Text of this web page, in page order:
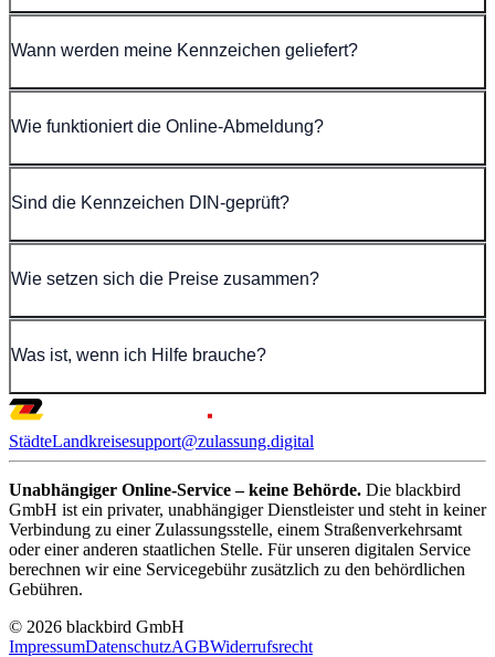
Wann werden meine Kennzeichen geliefert?
Wie funktioniert die Online-Abmeldung?
Sind die Kennzeichen DIN-geprüft?
Wie setzen sich die Preise zusammen?
Was ist, wenn ich Hilfe brauche?
StädteLandkreisesupport@zulassung.digital
Unabhängiger Online-Service – keine Behörde. Die blackbird
GmbH ist ein privater, unabhängiger Dienstleister und steht in keiner
Verbindung zu einer Zulassungsstelle, einem Straßenverkehrsamt
oder einer anderen staatlichen Stelle. Für unseren digitalen Service
berechnen wir eine Servicegebühr zusätzlich zu den behördlichen
Gebühren.
© 2026 blackbird GmbH
ImpressumDatenschutzAGBWiderrufsrecht